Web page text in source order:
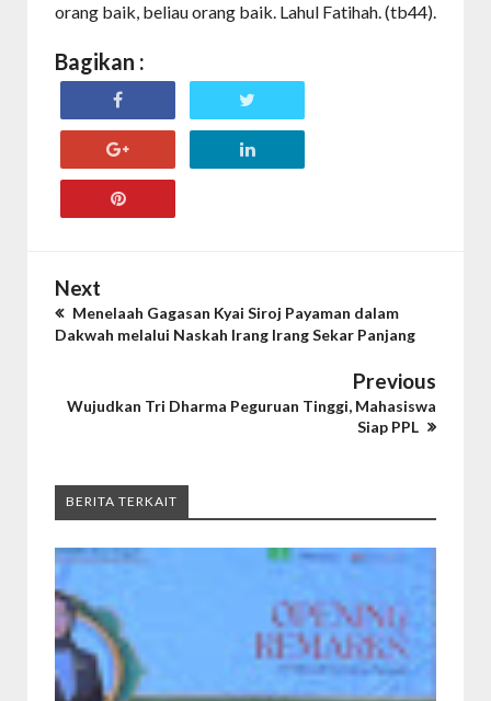
orang baik, beliau orang baik. Lahul Fatihah. (tb44).
Bagikan :
Next
Menelaah Gagasan Kyai Siroj Payaman dalam
Dakwah melalui Naskah Irang Irang Sekar Panjang
Previous
Wujudkan Tri Dharma Peguruan Tinggi, Mahasiswa
Siap PPL
BERITA TERKAIT